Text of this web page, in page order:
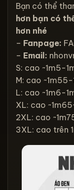
Bạn có thể
hơn bạn có
hơn nhé
– Fanpage:
– Email:
S: cao ~1m5-
M: cao
L: cao ~1m6-
XL: cao
2XL: cao
3XL: cao trên